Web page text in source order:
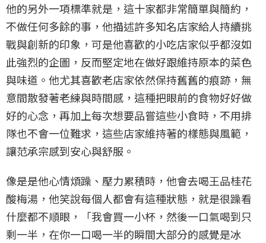
他的另外一項標準就是，這十家都非常簡單與簡約，
不做任何多餘的事，他描述許多知名店家給人持續挑
戰與創新的印象，可是他喜歡的小吃店家似乎都沒如
此強烈的企圖，反而堅定地在做好跟維持原本的菜色
與味道。他尤其喜歡老店家依然保持舊舊的痕跡，無
意間散發著老練與時間感，這種把眼前的食物好好做
好的心念，再加上每次想要品嘗這些小食時，不用排
隊也不會一位難求，這些店家維持著的樣態與風範，
讓范承宗感到安心與舒服。
像是是他心情煩躁、壓力累積時，他會去喝王品桂花
酸梅湯，他笑說每個人都會有這種狀態，就是很躁看
什麼都不順眼，「我會買一小杯，然後一口氣喝到只
剩一半，在你一口喝一半的瞬間大部分的感覺是冰